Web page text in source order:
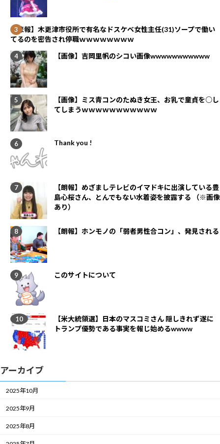
【悲報】木更津市役所で有名なドスケベ女性主任(31)ソープで働い
てるのを密告され停職ｗｗｗｗｗｗｗｗ
【画像】吉岡里帆のシコい画像wwwwwwwwwww
【画像】ミス青コンのたぬき女王、お乳で童貞を○し
てしまうｗｗｗｗｗｗｗｗｗｗｗ
Thank you !
【朗報】めざましテレビのイマドキに出演している豊
島心桜さん、とんでもない水着姿を披露する （※画像
あり）
【朗報】ホンモノの「弱者男性合コン」、発見される
このサイトについて
【米大統領選】日本のマスコミさん 隠しきれず遂に
トランプ優勢である事実を報じ始めるwwww
アーカイブ
2025年10月
2025年9月
2025年8月